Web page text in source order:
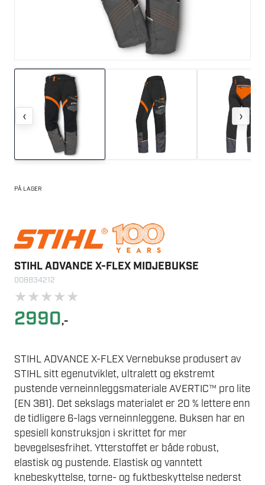
‹ ›
PÅ LAGER
STIHL ADVANCE X-FLEX MIDJEBUKSE
008834212
★★★★★
2990,-
STIHL ADVANCE X-FLEX Vernebukse produsert av
STIHL sitt egenutviklet, ultralett og ekstremt
pustende verneinnleggsmateriale AVERTIC™ pro lite
(EN 381). Det sekslags materialet er 20 % lettere enn
de tidligere 6-lags verneinnleggene. Buksen har en
spesiell konstruksjon i skrittet for mer
bevegelsesfrihet. Ytterstoffet er både robust,
elastisk og pustende. Elastisk og vanntett
knebeskyttelse, torne- og fuktbeskyttelse nederst